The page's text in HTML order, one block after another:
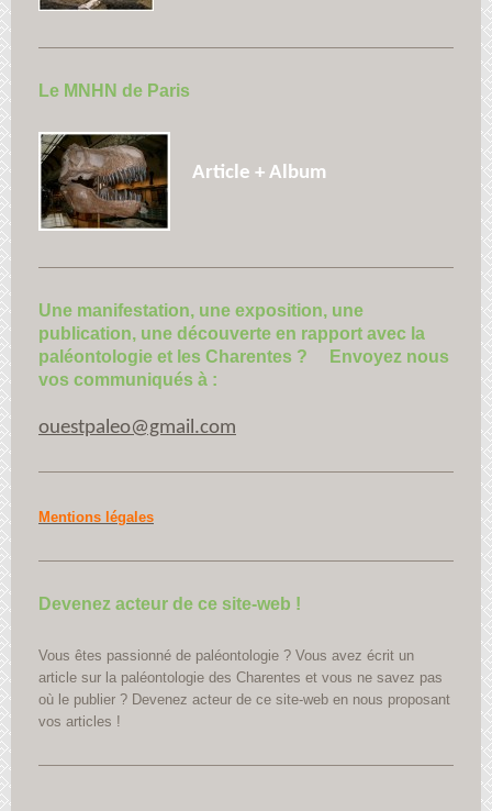
Le MNHN de Paris
Article + Album
Une manifestation, une exposition, une
publication, une découverte en rapport avec la
paléontologie et les Charentes ? Envoyez nous
vos communiqués à :
ouestpaleo@gmail.com
Mentions légales
Devenez acteur de ce site-web !
Vous êtes passionné de paléontologie ? Vous avez écrit un
article sur la paléontologie des Charentes et vous ne savez pas
où le publier ? Devenez acteur de ce site-web en nous proposant
vos articles !